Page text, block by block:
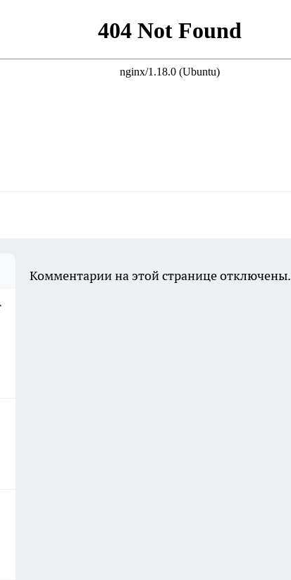
Комментарии на этой странице отключены.